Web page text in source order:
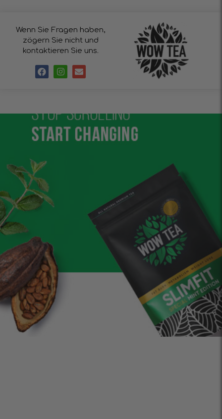
Wenn Sie Fragen haben,
zögern Sie nicht und
kontaktieren Sie uns.